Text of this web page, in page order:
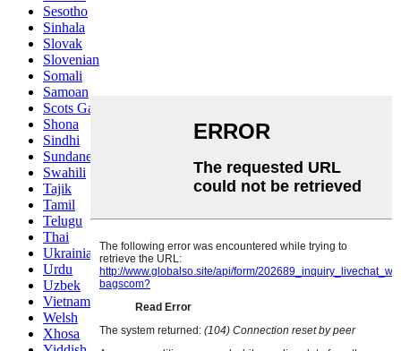
Sesotho
Sinhala
Slovak
Slovenian
Somali
Samoan
Scots Gaelic
Shona
Sindhi
Sundanese
Swahili
Tajik
Tamil
Telugu
Thai
Ukrainian
Urdu
Uzbek
Vietnamese
Welsh
Xhosa